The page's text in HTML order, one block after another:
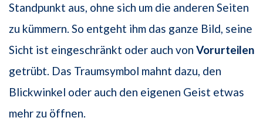
Standpunkt aus, ohne sich um die anderen Seiten
zu kümmern. So entgeht ihm das ganze Bild, seine
Sicht ist eingeschränkt oder auch von Vorurteilen
getrübt. Das Traumsymbol mahnt dazu, den
Blickwinkel oder auch den eigenen Geist etwas
mehr zu öffnen.